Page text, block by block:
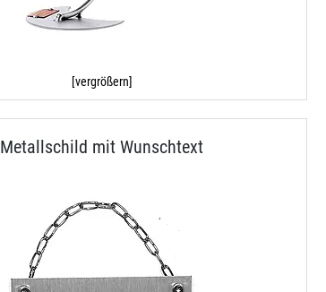
[vergrößern]
Metallschild mit Wunschtext